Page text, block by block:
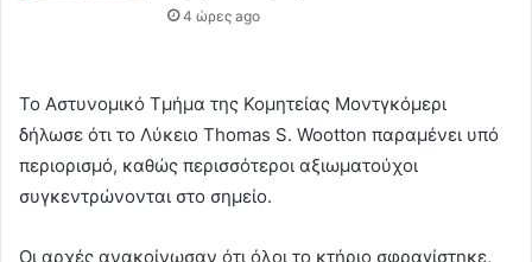
4 ώρες ago
Το Αστυνομικό Τμήμα της Κομητείας Μοντγκόμερι
δήλωσε ότι το Λύκειο Thomas S. Wootton παραμένει υπό
περιορισμό, καθώς περισσότεροι αξιωματούχοι
συγκεντρώνονται στο σημείο.
Οι αρχές ανακοίνωσαν ότι όλοι το κτήριο σφραγίστηκε,